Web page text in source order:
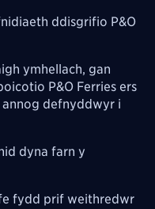
ddisgrifio P&O
ymhellach, gan
P&O Ferries ers
annog defnyddwyr i
dyna farn y
fydd prif weithredwr